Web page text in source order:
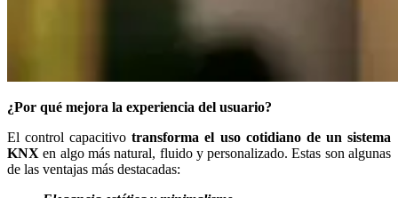
¿Por qué mejora la experiencia del usuario?
El control capacitivotransforma el uso cotidiano de un sistema
KNX en algo más natural, fluido y personalizado. Estas son algunas
de las ventajas más destacadas: